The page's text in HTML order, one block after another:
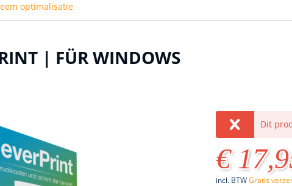
optimalisatie
| FÜR WINDOWS
Dit
€
incl. BTWGratis